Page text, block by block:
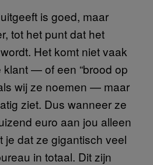
is goed, maar
tot het punt dat het
Het komt niet vaak
— of een “brood op
wij ze noemen — maar
ziet. Dus wanneer ze
euro aan jou alleen
je dat ze gigantisch veel
in totaal. Dit zijn